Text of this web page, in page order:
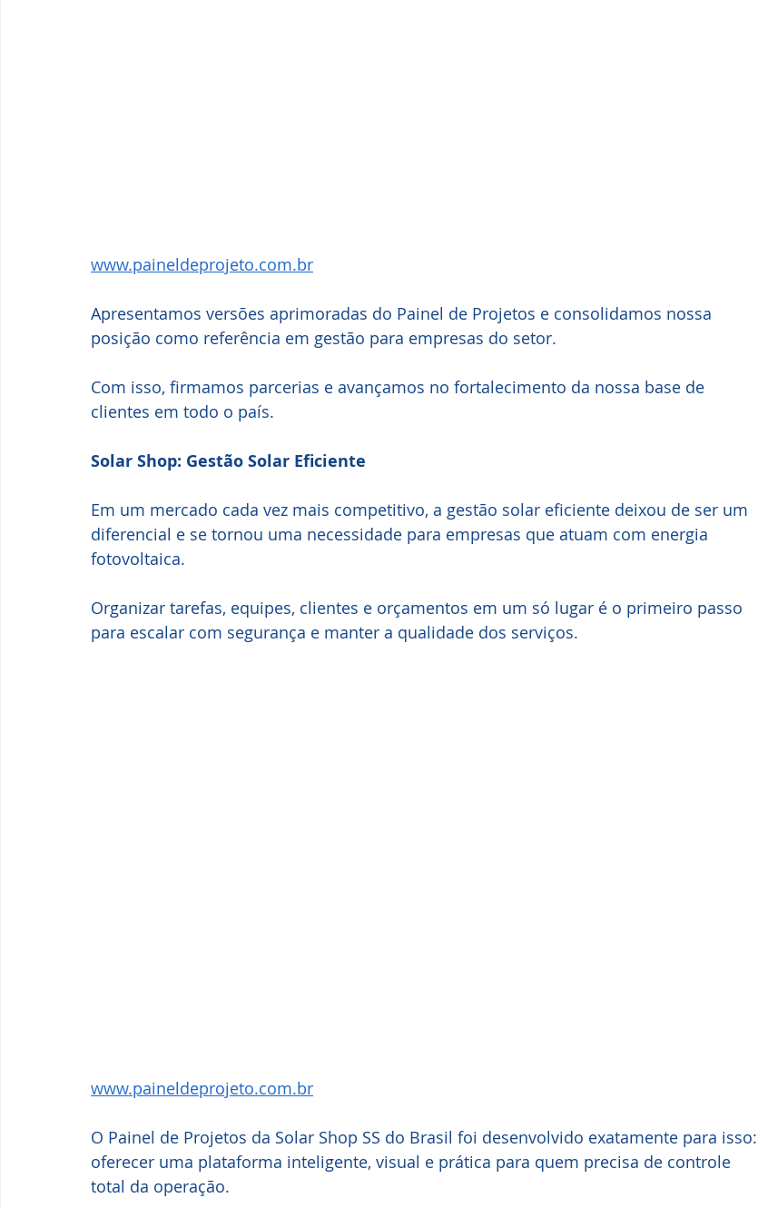
www.paineldeprojeto.com.br
Apresentamos versões aprimoradas do Painel de Projetos e consolidamos nossa
posição como referência em gestão para empresas do setor.
Com isso, firmamos parcerias e avançamos no fortalecimento da nossa base de
clientes em todo o país.
Solar Shop: Gestão Solar Eficiente
Em um mercado cada vez mais competitivo, a gestão solar eficiente deixou de ser um
diferencial e se tornou uma necessidade para empresas que atuam com energia
fotovoltaica.
Organizar tarefas, equipes, clientes e orçamentos em um só lugar é o primeiro passo
para escalar com segurança e manter a qualidade dos serviços.
www.paineldeprojeto.com.br
O Painel de Projetos da Solar Shop SS do Brasil foi desenvolvido exatamente para isso:
oferecer uma plataforma inteligente, visual e prática para quem precisa de controle
total da operação.